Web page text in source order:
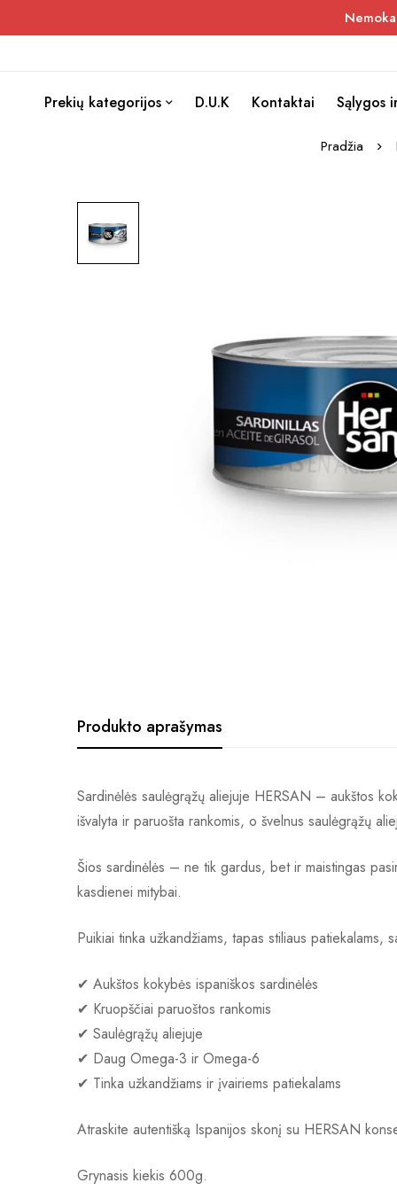
Prekių kategorijos D.U.K Kontaktai Sąlygos
Pradžia
Produkto aprašymas
Sardinėlės saulėgrąžų aliejuje HERSAN – aukštos
išvalyta ir paruošta rankomis, o švelnus saulėgrąžų
Šios sardinėlės – ne tik gardus, bet ir maistingas
kasdienei mitybai.
Puikiai tinka užkandžiams, tapas stiliaus patiekalams,
✔ Aukštos kokybės ispaniškos sardinėlės
✔ Kruopščiai paruoštos rankomis
✔ Saulėgrąžų aliejuje
✔ Daug Omega-3 ir Omega-6
✔ Tinka užkandžiams ir įvairiems patiekalams
Atraskite autentišką Ispanijos skonį su HERSAN
Grynasis kiekis 600g.